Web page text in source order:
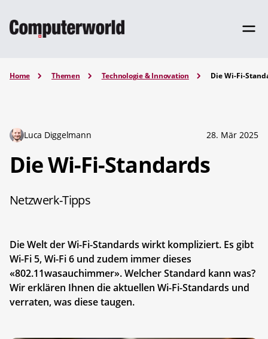
Home Themen Technologie & Innovation Die Wi-Fi-
Luca Diggelmann 28. Mär 2025
Die Wi-Fi-Standards
Netzwerk-Tipps
Die Welt der Wi-Fi-Standards wirkt kompliziert. Es gibt
Wi-Fi 5, Wi-Fi 6 und zudem immer dieses
«802.11wasauchimmer». Welcher Standard kann was?
Wir erklären Ihnen die aktuellen Wi-Fi-Standards und
verraten, was diese taugen.